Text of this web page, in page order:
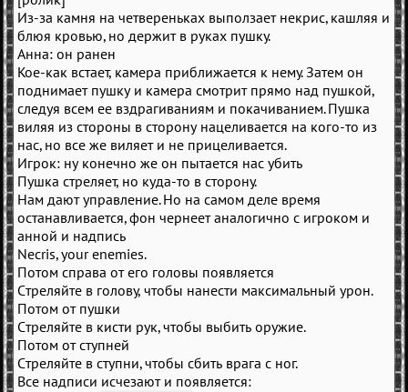
Из-за камня на четвереньках выползает некрис, кашляя и
блюя кровью, но держит в руках пушку.
Анна: он ранен
Кое-как встает, камера приближается к нему. Затем он
поднимает пушку и камера смотрит прямо над пушкой,
следуя всем ее вздрагиваниям и покачиванием. Пушка
виляя из стороны в сторону нацеливается на кого-то из
нас, но все же виляет и не прицеливается.
Игрок: ну конечно же он пытается нас убить
Пушка стреляет, но куда-то в сторону.
Нам дают управление. Но на самом деле время
останавливается, фон чернеет аналогично с игроком и
анной и надпись
Necris, your enemies.
Потом справа от его головы появляется
Стреляйте в голову, чтобы нанести максимальный урон.
Потом от пушки
Стреляйте в кисти рук, чтобы выбить оружие.
Потом от ступней
Стреляйте в ступни, чтобы сбить врага с ног.
Все надписи исчезают и появляется: